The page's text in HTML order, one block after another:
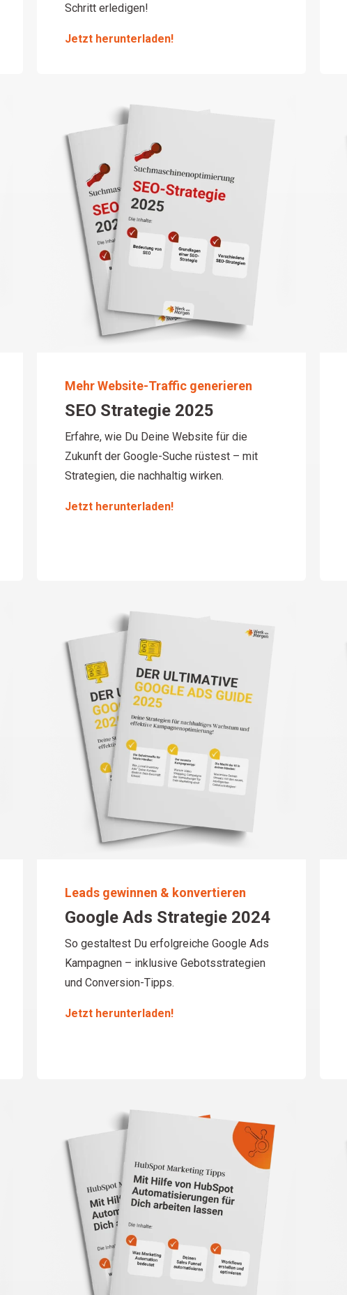
Schritt erledigen!
Jetzt herunterladen!
Mehr Website-Traffic generieren
SEO Strategie 2025
Erfahre, wie Du Deine Website für die
Zukunft der Google-Suche rüstest – mit
Strategien, die nachhaltig wirken.
Jetzt herunterladen!
Leads gewinnen & konvertieren
Google Ads Strategie 2024
So gestaltest Du erfolgreiche Google Ads
Kampagnen – inklusive Gebotsstrategien
und Conversion-Tipps.
Jetzt herunterladen!